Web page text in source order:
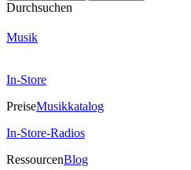
Durchsuchen
Musik
In-Store
PreiseMusikkatalog
In-Store-Radios
RessourcenBlog